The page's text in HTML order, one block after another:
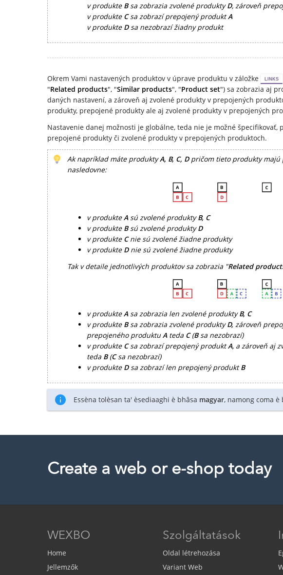
v produkte Bsa zobrazia zvolené produktyD, zároveň
v produkte Csa zobrazí prepojený produktA
v produkte Dsa nezobrazí žiadny produkt
Okrem Vami nastavených produktov v úprave produktu v záložke LINKS
"Related products", "Similar products", "Product set") sa zobrazia aj
daných nastavení, a zároveň aj zvolené produkty v prepojených
produkty, prepojené produkty ale aj zvolené produkty v prepojených
Nastavenie danej možnosti je globálne, teda nie je možné
prepojené produkty či zvolené produkty v prepojených produktoch.
Ak napríklad máte produktyA, B, C, Dpričom tieto produkty majú
nasledovne:
v produkteA sú zvolené produktyB, C
v produkte Bsú zvolené produktyD
v produkte Cnie sú zvolené žiadne produkty
v produkte Dnie sú zvolené žiadne produkty
Tak v detaile jednotlivých produktov sa zobrazia "Related
v produkteAsa zobrazia len zvolené produktyB, C
v produkte Bsa zobrazia zvolené produktyD, zároveň
prepojeného produktuAteda C(Bsa nezobrazí)
v produkte Csa zobrazí prepojený produktA, a zároveň aj
teda B(Csa nezobrazí)
v produkte Dsa zobrazí len prepojený produktB
Essèna tolèsan ta' èsediaaghi è bhâsa magyar, namong coma è
Create a web or e-shop today
WEXBO
Home
Jellemzők
Szolgáltatások
Oldal létrehozása
Variant Web